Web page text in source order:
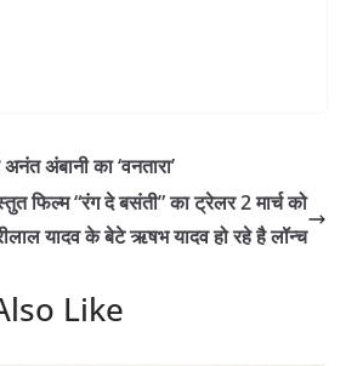
अंबानी का ‘वनतारा’
फिल्म “रंग दे बसंती” का ट्रेलर 2 मार्च को
यादव के बेटे ऋषभ यादव हो रहे है लॉन्च
Like